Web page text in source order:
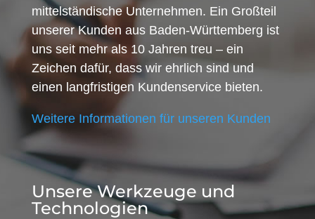
mittelständische Unternehmen. Ein Großteil
unserer Kunden aus Baden-Württemberg ist
uns seit mehr als 10 Jahren treu – ein
Zeichen dafür, dass wir ehrlich sind und
einen langfristigen Kundenservice bieten.
Weitere Informationen für unseren Kunden
Unsere Werkzeuge und
Technologien